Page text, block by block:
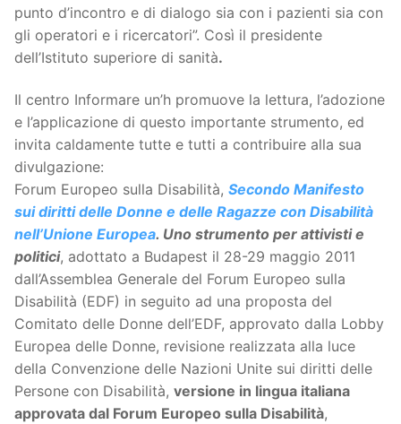
punto d’incontro e di dialogo sia con i pazienti sia con
gli operatori e i ricercatori”. Così il presidente
dell’Istituto superiore di sanità.
Il centro Informare un’h promuove la lettura, l’adozione
e l’applicazione di questo importante strumento, ed
invita caldamente tutte e tutti a contribuire alla sua
divulgazione:
Forum Europeo sulla Disabilità, Secondo Manifesto
sui diritti delle Donne e delle Ragazze con Disabilità
nell’Unione Europea. Uno strumento per attivisti e
politici, adottato a Budapest il 28-29 maggio 2011
dall’Assemblea Generale del Forum Europeo sulla
Disabilità (EDF) in seguito ad una proposta del
Comitato delle Donne dell’EDF, approvato dalla Lobby
Europea delle Donne, revisione realizzata alla luce
della Convenzione delle Nazioni Unite sui diritti delle
Persone con Disabilità, versione in lingua italiana
approvata dal Forum Europeo sulla Disabilità,